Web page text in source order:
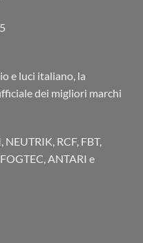
e luci italiano, la
dei migliori marchi
RCF, FBT,
ANTARI e